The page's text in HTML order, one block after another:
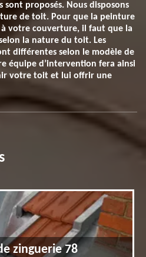
proposés. Nous disposons
de toit. Pour que la peinture
votre couverture, il faut que la
la nature du toit. Les
différentes selon le modèle de
équipe d’intervention fera ainsi
votre toit et lui offrir une
zinguerie 78